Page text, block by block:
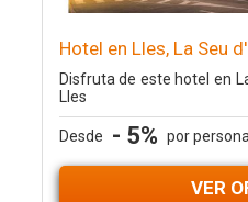
Hotel en Lles, La Seu
Disfruta de este hotel en
Lles
Desde - 5% por
VER